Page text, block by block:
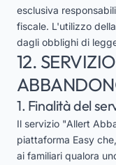
esclusiva
fiscale. L'utilizzo
dagli obblighi di
12.
1. Finalità del
Il servizio "Allert
piattaforma Easy
ai familiari qualora